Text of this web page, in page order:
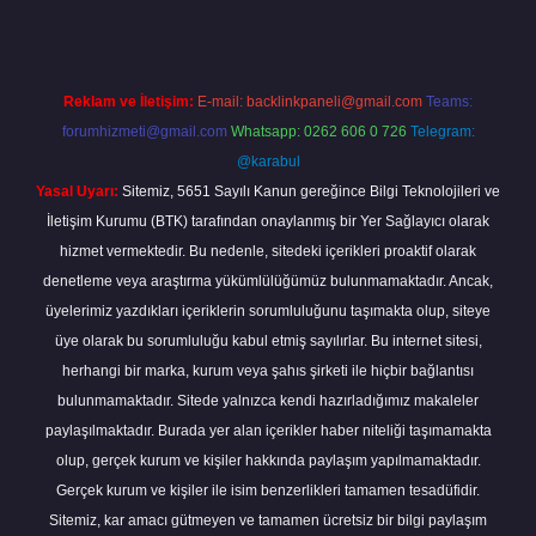
Reklam ve İletişim: E-mail: backlinkpaneli@gmail.com Teams:
forumhizmeti@gmail.com Whatsapp: 0262 606 0 726 Telegram:
@karabul
Yasal Uyarı: Sitemiz, 5651 Sayılı Kanun gereğince Bilgi Teknolojileri ve
İletişim Kurumu (BTK) tarafından onaylanmış bir Yer Sağlayıcı olarak
hizmet vermektedir. Bu nedenle, sitedeki içerikleri proaktif olarak
denetleme veya araştırma yükümlülüğümüz bulunmamaktadır. Ancak,
üyelerimiz yazdıkları içeriklerin sorumluluğunu taşımakta olup, siteye
üye olarak bu sorumluluğu kabul etmiş sayılırlar. Bu internet sitesi,
herhangi bir marka, kurum veya şahıs şirketi ile hiçbir bağlantısı
bulunmamaktadır. Sitede yalnızca kendi hazırladığımız makaleler
paylaşılmaktadır. Burada yer alan içerikler haber niteliği taşımamakta
olup, gerçek kurum ve kişiler hakkında paylaşım yapılmamaktadır.
Gerçek kurum ve kişiler ile isim benzerlikleri tamamen tesadüfidir.
Sitemiz, kar amacı gütmeyen ve tamamen ücretsiz bir bilgi paylaşım